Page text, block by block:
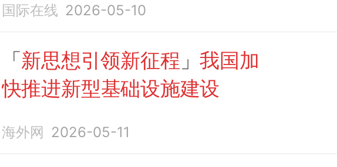
国际在线 2026-05-10
「新思想引领新征程 」我国加
快推进新型基础设施建设
海外网 2026-05-11